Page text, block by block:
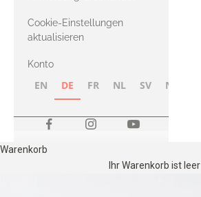
Cookie-Einstellungen
aktualisieren
Konto
EN DE FR NL SV NB
Warenkorb
Ihr Warenkorb ist leer